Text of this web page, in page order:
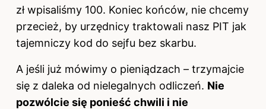
zł wpisaliśmy 100. Koniec końców, nie chcemy
przecież, by urzędnicy traktowali nasz PIT jak
tajemniczy kod do sejfu bez skarbu.
A jeśli już mówimy o pieniądzach – trzymajcie
się z daleka od nielegalnych odliczeń. Nie
pozwólcie się ponieść chwili i nie